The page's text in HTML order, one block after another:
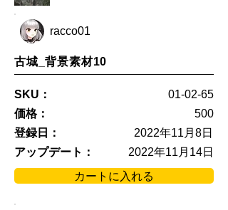
racco01
古城_背景素材10
SKU：
01-02-65
価格：
500
登録日：
2022年11月8日
アップデート：
2022年11月14日
カートに入れる